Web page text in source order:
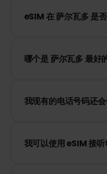
择所需的时间，价格将
eSIM 在 萨尔瓦多 是
萨尔瓦多 使用。我们与
哪个是 萨尔瓦多 最好
作，因此它是 eSIM 的
我现有的电话号码还
能会产生漫游费用。建
我可以使用 eSIM 接听